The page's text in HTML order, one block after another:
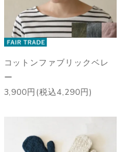
コットンファブリックベレ
ー
3,900円(税込4,290円)